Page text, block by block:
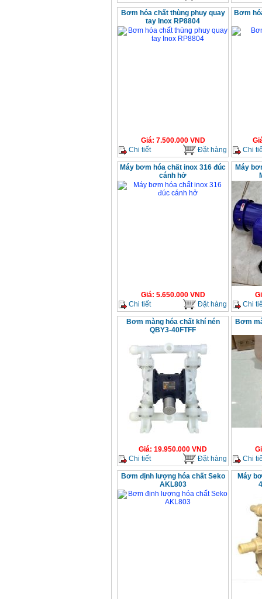
Bơm hóa chất thùng phuy quay
tay Inox RP8804
Giá: 7.500.000VND
Chi tiết
Đặt hàng
Bơm
Chi
Máy bơm hóa chất inox 316 đúc
cánh hở
Giá: 5.650.000VND
Chi tiết
Đặt hàng
Máy
Chi
Bơm màng hóa chất khí nén
QBY3-40FTFF
Giá: 19.950.000 VND
Chi tiết
Đặt hàng
Bơm
Chi
Bơm định lượng hóa chất Seko
AKL803
Máy